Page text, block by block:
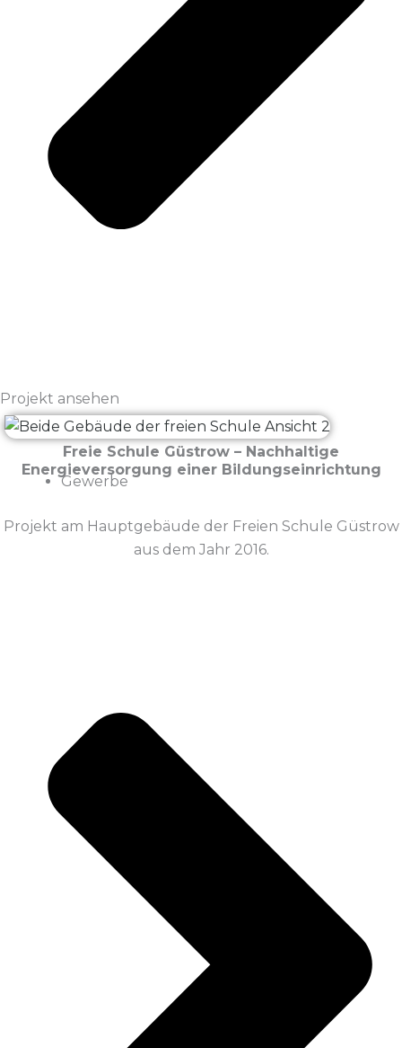
Projekt ansehen
Freie Schule Güstrow – Nachhaltige
Energieversorgung einer Bildungseinrichtung
Gewerbe
Projekt am Hauptgebäude der Freien Schule Güstrow
aus dem Jahr 2016.